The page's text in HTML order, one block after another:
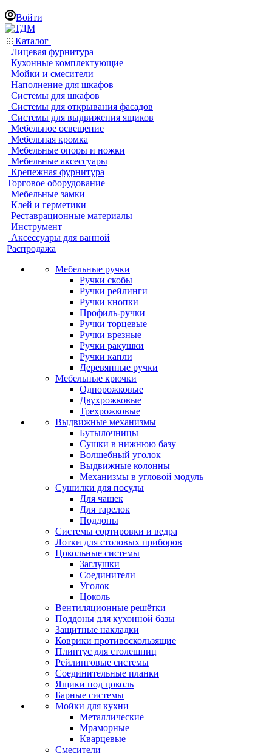
Войти
Каталог
Лицевая фурнитура
Кухонные комплектующие
Мойки и смесители
Наполнение для шкафов
Системы для шкафов
Системы для открывания фасадов
Системы для выдвижения ящиков
Мебельное освещение
Мебельная кромка
Мебельные опоры и ножки
Мебельные аксессуары
Крепежная фурнитура
Торговое оборудование
Мебельные замки
Клей и герметики
Реставрационные материалы
Инструмент
Аксессуары для ванной
Распродажа
Мебельные ручки
Ручки скобы
Ручки рейлинги
Ручки кнопки
Профиль-ручки
Ручки торцевые
Ручки врезные
Ручки ракушки
Ручки капли
Деревянные ручки
Мебельные крючки
Однорожковые
Двухрожковые
Трехрожковые
Выдвижные механизмы
Бутылочницы
Сушки в нижнюю базу
Волшебный уголок
Выдвижные колонны
Механизмы в угловой модуль
Сушилки для посуды
Для чашек
Для тарелок
Поддоны
Системы сортировки и ведра
Лотки для столовых приборов
Цокольные системы
Заглушки
Соединители
Уголок
Цоколь
Вентиляционные решётки
Поддоны для кухонной базы
Защитные накладки
Коврики противоскользящие
Плинтус для столешниц
Рейлинговые системы
Соединительные планки
Ящики под цоколь
Барные системы
Мойки для кухни
Металлические
Мраморные
Кварцевые
Смесители